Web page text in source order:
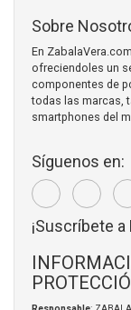
Sobre
En
ofreciendoles un
componentes de
todas las marcas,
smartphones del
Síguenos en:
¡Suscríbete